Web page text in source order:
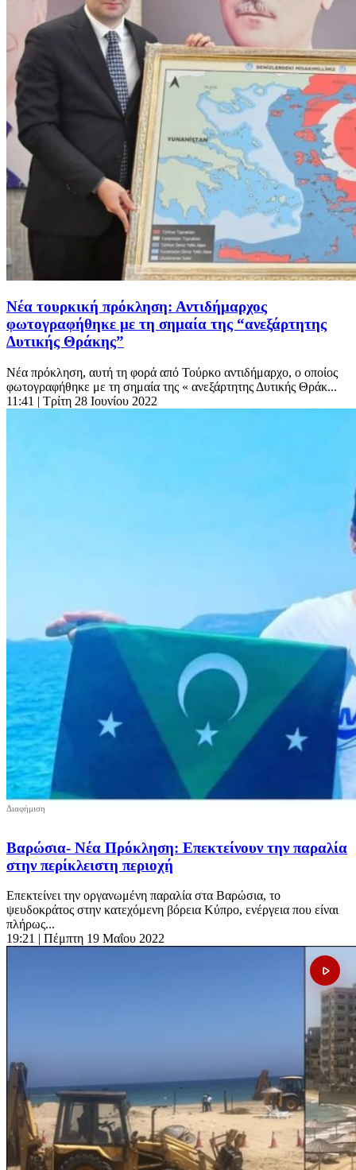
Νέα τουρκική πρόκληση: Αντιδήμαρχος
φωτογραφήθηκε με τη σημαία της “ανεξάρτητης
Δυτικής Θράκης”
Νέα πρόκληση, αυτή τη φορά από Τούρκο αντιδήμαρχο, ο οποίος
φωτογραφήθηκε με τη σημαία της « ανεξάρτητης Δυτικής Θράκ...
11:41 | Τρίτη 28 Ιουνίου 2022
Βαρώσια- Νέα Πρόκληση: Επεκτείνουν την παραλία
στην περίκλειστη περιοχή
Επεκτείνει την οργανωμένη παραλία στα Βαρώσια, το
ψευδοκράτος στην κατεχόμενη βόρεια Κύπρο, ενέργεια που είναι
πλήρως...
19:21 | Πέμπτη 19 Μαΐου 2022